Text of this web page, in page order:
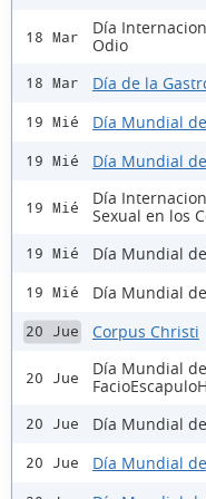
18 Mar
Día
Odio
18 Mar Día de la
19 Mié Día Mundial
19 Mié Día Mundial
19 Mié
Día
Sexual en los
19 Mié Día Mundial
19 Mié Día Mundial
20 Jue Corpus Christi
20 Jue
Día Mundial
20 Jue Día Mundial
20 Jue Día Mundial